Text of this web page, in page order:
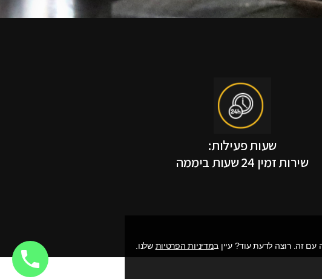
שעות פעילות:
שירות זמין 24 שעות ביממה
מדיניות הפרטיות שלנו.